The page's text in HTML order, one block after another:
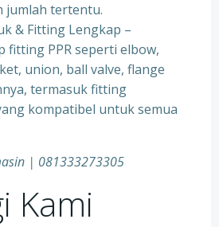
jumlah tertentu.
& Fitting Lengkap –
fitting PPR seperti elbow,
union, ball valve, flange
termasuk fitting
kompatibel untuk semua
| 081333273305
Kami